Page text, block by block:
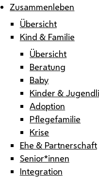
Zusammenleben
Übersicht
Kind & Familie
Übersicht
Beratung
Baby
Kinder &
Adoption
Pflegefamilie
Krise
Ehe & Partnerschaft
Senior*innen
Integration